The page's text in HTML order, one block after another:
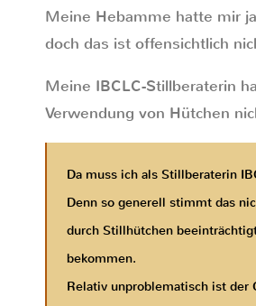
Meine Hebamme hatte mir
doch das ist offensichtlich
Meine IBCLC-Stillberaterin
Verwendung von Hütchen
Da muss ich als Stillberaterin
Denn so generell stimmt das
durch Stillhütchen
bekommen.
Relativ unproblematisch ist der